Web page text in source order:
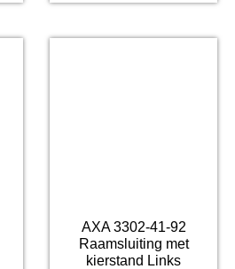
AXA 3302-41-92
Raamsluiting met
kierstand Links